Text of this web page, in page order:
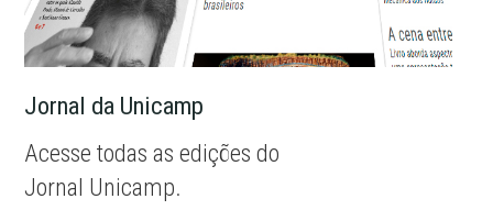
Jornal da Unicamp
Acesse todas as edições do
Jornal Unicamp.